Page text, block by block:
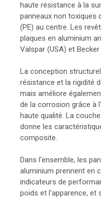
haute résistance à la
panneaux non toxiques
(PE) au centre. Les
plaques en aluminium
Valspar (USA) et Becker
La conception
résistance et la rigidité
mais améliore
de la corrosion grâce à
haute qualité. La
donne les
composite.
Dans l'ensemble, les
aluminium prennent en
indicateurs de
poids et l'apparence, et